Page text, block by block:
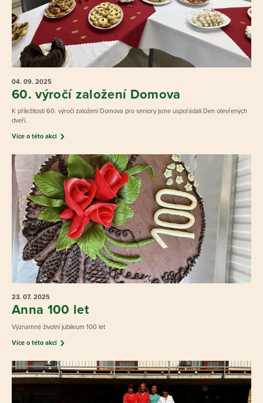
04. 09. 2025
60. výročí založení Domova
K příležitosti 60. výročí založení Domova pro seniory jsme uspořádali Den otevřených
dveří.
Více o této akci
23. 07. 2025
Anna 100 let
Významné životní jubileum 100 let
Více o této akci